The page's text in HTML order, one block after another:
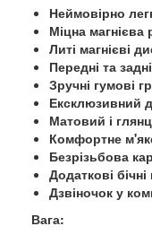
Неймовірно
Міцна магнієва
Литі магнієві
Передні та
Зручні гумові
Ексклюзивний
Матовий і
Комфортне
Безрізьбова
Додаткові
Дзвіночок у
Вага: